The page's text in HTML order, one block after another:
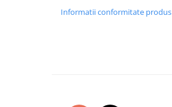
Informatii conformitate produs